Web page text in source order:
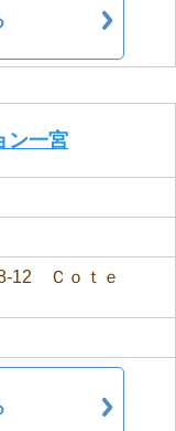
ン一宮
8-12 Ｃｏｔｅ